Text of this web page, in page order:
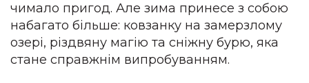
чимало пригод. Але зима принесе з собою
набагато більше: ковзанку на замерзлому
озері, різдвяну магію та сніжну бурю, яка
стане справжнім випробуванням.